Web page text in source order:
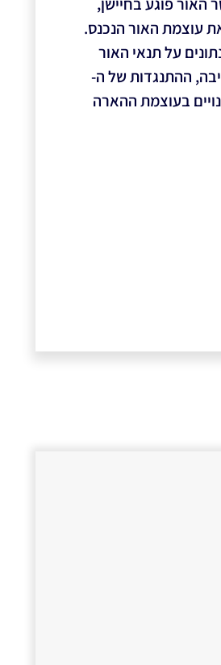
פוגע בחיישן,
עוצמת האור הנכנס.
על תנאי האור
ההתנגדות של ה-